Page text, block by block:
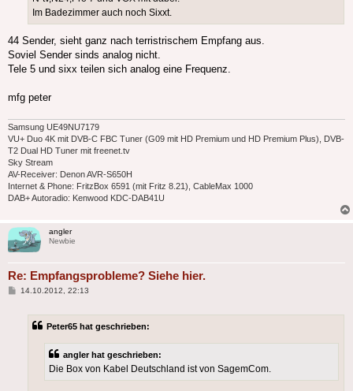
Im Badezimmer auch noch Sixxt.
44 Sender, sieht ganz nach terristrischem Empfang aus.
Soviel Sender sinds analog nicht.
Tele 5 und sixx teilen sich analog eine Frequenz.
mfg peter
Samsung UE49NU7179
VU+ Duo 4K mit DVB-C FBC Tuner (G09 mit HD Premium und HD Premium Plus), DVB-
T2 Dual HD Tuner mit freenet.tv
Sky Stream
AV-Receiver: Denon AVR-S650H
Internet & Phone: FritzBox 6591 (mit Fritz 8.21), CableMax 1000
DAB+ Autoradio: Kenwood KDC-DAB41U
angler
Newbie
Re: Empfangsprobleme? Siehe hier.
Beitrag
14.10.2012, 22:13
Peter65 hat geschrieben:
angler hat geschrieben:
Die Box von Kabel Deutschland ist von SagemCom.